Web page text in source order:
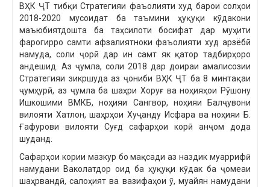
ВҲК ҶТ тибқи Стратегияи фаъолияти худ барои солҳои
2018-2020 мусоидат ба таъмини ҳуқуқи кӯдакони
маъюбиятдошта ба таҳсилоти босифат дар муҳити
фарогирро самти афзалиятноки фаъолияти худ арзёбӣ
намуда, соли ҷорӣ дар ин самт як қатор тадбирҳоро
андешид. Аз ҷумла, соли 2018 дар доираи амалисозии
Стратегияи зикршуда аз ҷониби ВҲК ҶТ ба 8 минтақаи
ҷумҳурӣ, аз ҷумла ба шаҳри Хоруғ ва ноҳияҳои Рӯшону
Ишкошими ВМКБ, ноҳияи Сангвор, ноҳияи Балҷувони
вилояти Хатлон, шаҳрҳои Хуҷанду Исфара ва ноҳияи Б.
Ғафурови вилояти Суғд сафарҳои корӣ анҷом дода
шуданд.
Сафарҳои кории мазкур бо мақсади аз наздик муаррифӣ
намудани Ваколатдор оид ба ҳуқуқи кӯдак ба ҷомеаи
шаҳрвандӣ, салоҳият ва вазифаҳои ӯ, муайян намудани